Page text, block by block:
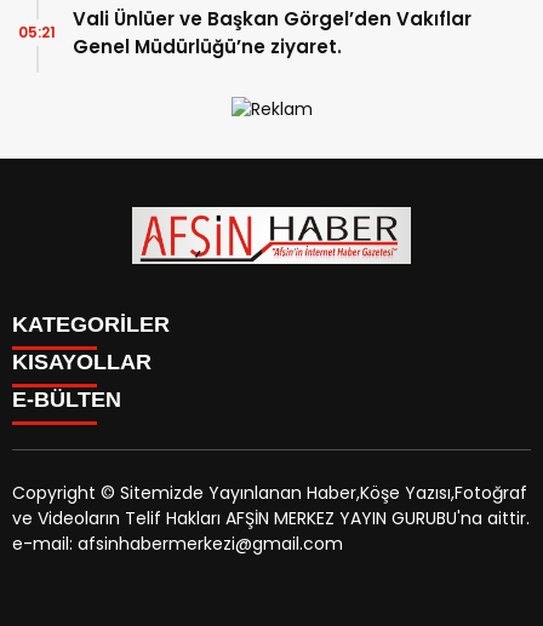
Vali Ünlüer ve Başkan Görgel’den Vakıflar
Genel Müdürlüğü’ne ziyaret.
05:21
KATEGORİLER
SİYASET
EĞİTİM
MAGAZİN
MANŞETLER
ÖZEL HABER
KISAYOLLAR
SİYASET
EĞİTİM
KÜLTÜR SANAT
MAGAZİN
MANŞETLER
E-BÜLTEN
afsinhaber.com e-bültenine abone olarak, tarafınıza haber,
duyuru ve kampanya içerikli e-postaların gönderilmesini
Copyright © Sitemizde Yayınlanan Haber,Köşe Yazısı,Fotoğraf
ve Videoların Telif Hakları AFŞİN MERKEZ YAYIN GURUBU'na aittir.
e-mail: afsinhabermerkezi@gmail.com